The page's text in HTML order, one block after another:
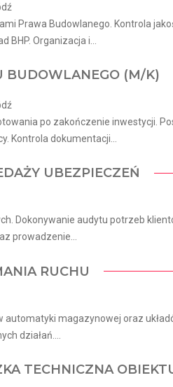
Prawa Budowlanego. Kontrola
Organizacja i...
BUDOWLANEGO (M/K)
po zakończenie inwestycji.
Kontrola dokumentacji...
UBEZPIECZEŃ
Dokonywanie audytu potrzeb
prowadzenie...
RUCHU
magazynowej oraz
działań....
TECHNICZNA